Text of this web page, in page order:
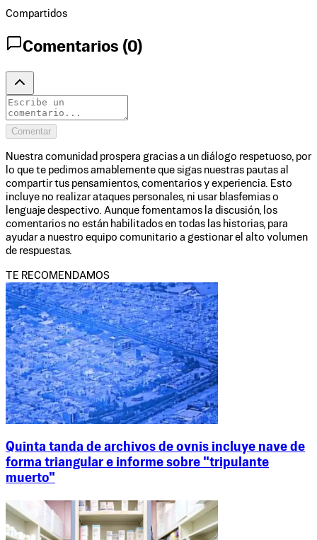
Compartidos
Comentarios (0)
Comentar
Nuestra comunidad prospera gracias a un diálogo respetuoso, por
lo que te pedimos amablemente que sigas nuestras pautas al
compartir tus pensamientos, comentarios y experiencia. Esto
incluye no realizar ataques personales, ni usar blasfemias o
lenguaje despectivo. Aunque fomentamos la discusión, los
comentarios no están habilitados en todas las historias, para
ayudar a nuestro equipo comunitario a gestionar el alto volumen
de respuestas.
TE RECOMENDAMOS
Quinta tanda de archivos de ovnis incluye nave de
forma triangular e informe sobre "tripulante
muerto"